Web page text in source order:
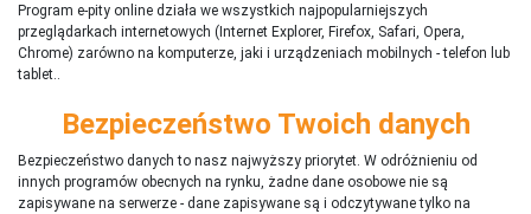
Program e-pity online działa we wszystkich najpopularniejszych
przeglądarkach internetowych (Internet Explorer, Firefox, Safari, Opera,
Chrome) zarówno na komputerze, jaki i urządzeniach mobilnych - telefon lub
tablet..
Bezpieczeństwo Twoich danych
Bezpieczeństwo danych to nasz najwyższy priorytet. W odróżnieniu od
innych programów obecnych na rynku, żadne dane osobowe nie są
zapisywane na serwerze - dane zapisywane są i odczytywane tylko na